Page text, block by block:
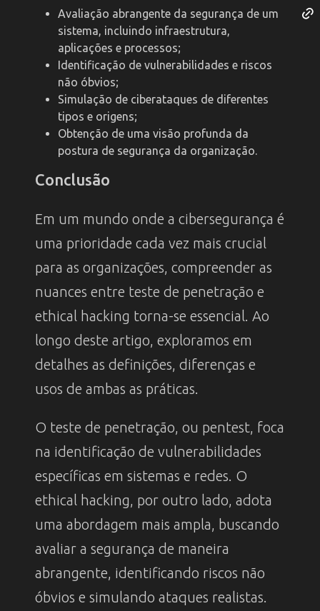
Avaliação abrangente da segurança de um
sistema, incluindo infraestrutura,
aplicações e processos;
Identificação de vulnerabilidades e riscos
não óbvios;
Simulação de ciberataques de diferentes
tipos e origens;
Obtenção de uma visão profunda da
postura de segurança da organização.
Conclusão
Em um mundo onde a cibersegurança é
uma prioridade cada vez mais crucial
para as organizações, compreender as
nuances entre teste de penetração e
ethical hacking torna-se essencial. Ao
longo deste artigo, exploramos em
detalhes as definições, diferenças e
usos de ambas as práticas.
O teste de penetração, ou pentest, foca
na identificação de vulnerabilidades
específicas em sistemas e redes. O
ethical hacking, por outro lado, adota
uma abordagem mais ampla, buscando
avaliar a segurança de maneira
abrangente, identificando riscos não
óbvios e simulando ataques realistas.